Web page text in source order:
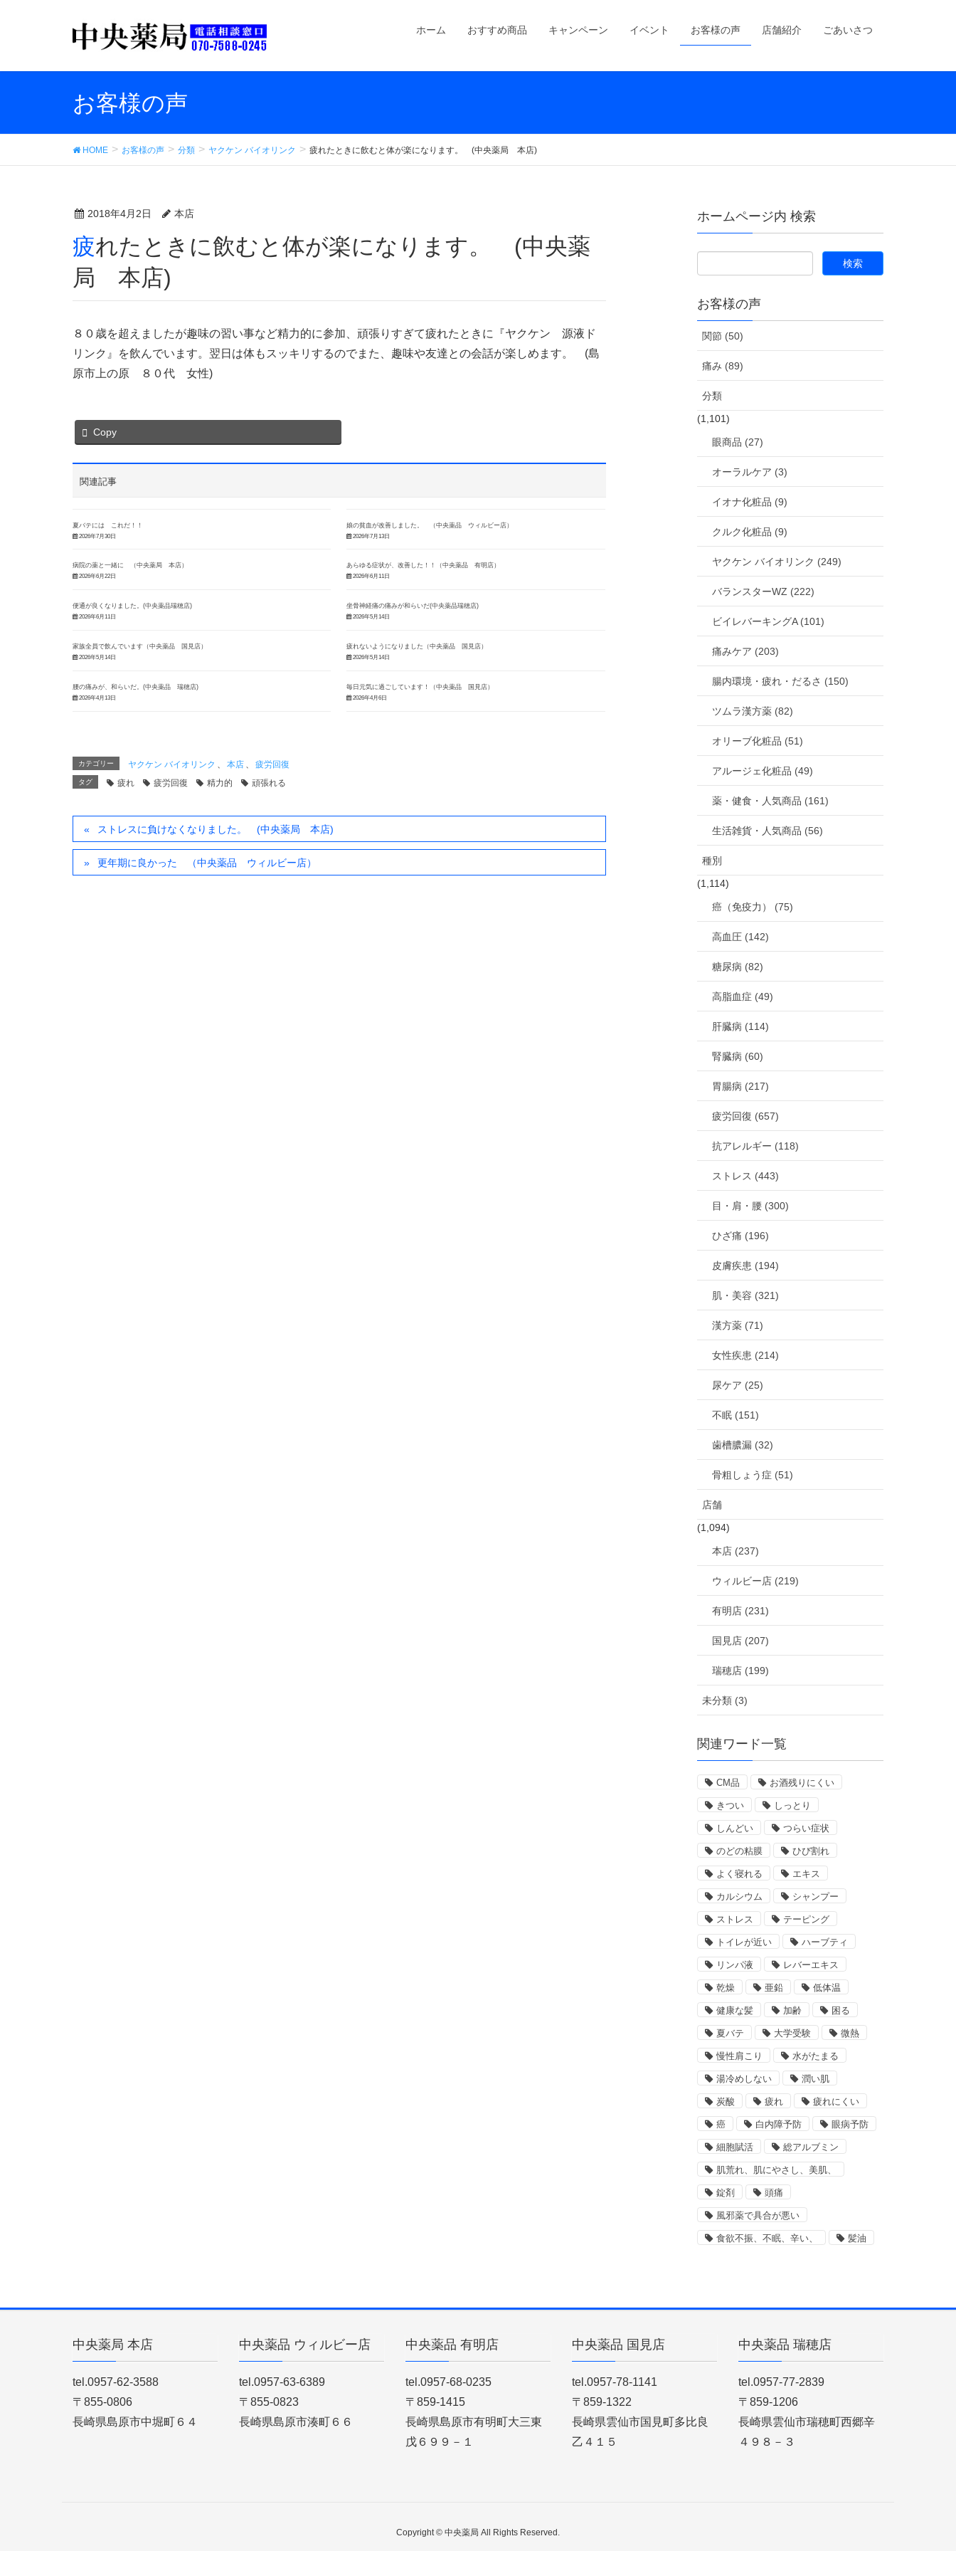
ホーム おすすめ商品 キャンペーン イベント お客様の声 店舗紹介 ごあいさつ
お客様の声
HOME お客様の声 分類 ヤクケン バイオリンク 疲れたときに飲むと体が楽になります。 (中央薬局 本店)
2018年4月2日 本店
疲れたときに飲むと体が楽になります。 (中央薬
局 本店)
８０歳を超えましたが趣味の習い事など精力的に参加、頑張りすぎて疲れたときに『ヤクケン 源液ド
リンク』を飲んでいます。翌日は体もスッキリするのでまた、趣味や友達との会話が楽しめます。 (島
原市上の原 ８０代 女性)
Copy
関連記事
夏バテには これだ！！
2026年7月30日
娘の貧血が改善しました。 （中央薬品 ウィルビー店）
2026年7月13日
病院の薬と一緒に （中央薬局 本店）
2026年6月22日
あらゆる症状が、改善した！！（中央薬品 有明店）
2026年6月11日
便通が良くなりました。(中央薬品瑞穂店)
2026年6月11日
坐骨神経痛の痛みが和らいだ(中央薬品瑞穂店)
2026年5月14日
家族全員で飲んでいます（中央薬品 国見店）
2026年5月14日
疲れないようになりました（中央薬品 国見店）
2026年5月14日
腰の痛みが、和らいだ。(中央薬品 瑞穂店)
2026年4月13日
毎日元気に過ごしています！（中央薬品 国見店）
2026年4月6日
カテゴリー ヤクケン バイオリンク 本店 疲労回復
タグ 疲れ 疲労回復 精力的 頑張れる
ストレスに負けなくなりました。 (中央薬局 本店)
更年期に良かった （中央薬品 ウィルビー店）
ホームページ内 検索
お客様の声
関節 (50)
痛み (89)
分類
(1,101)
眼商品 (27)
オーラルケア (3)
イオナ化粧品 (9)
クルク化粧品 (9)
ヤクケン バイオリンク (249)
バランスターWZ (222)
ビイレバーキングA (101)
痛みケア (203)
腸内環境・疲れ・だるさ (150)
ツムラ漢方薬 (82)
オリーブ化粧品 (51)
アルージェ化粧品 (49)
薬・健食・人気商品 (161)
生活雑貨・人気商品 (56)
種別
(1,114)
癌（免疫力） (75)
高血圧 (142)
糖尿病 (82)
高脂血症 (49)
肝臓病 (114)
腎臓病 (60)
胃腸病 (217)
疲労回復 (657)
抗アレルギー (118)
ストレス (443)
目・肩・腰 (300)
ひざ痛 (196)
皮膚疾患 (194)
肌・美容 (321)
漢方薬 (71)
女性疾患 (214)
尿ケア (25)
不眠 (151)
歯槽膿漏 (32)
骨粗しょう症 (51)
店舗
(1,094)
本店 (237)
ウィルビー店 (219)
有明店 (231)
国見店 (207)
瑞穂店 (199)
未分類 (3)
関連ワード一覧
CM品 お酒残りにくい
きつい しっとり
しんどい つらい症状
のどの粘膜 ひび割れ
よく寝れる エキス
カルシウム シャンプー
ストレス テーピング
トイレが近い ハーブティ
リンパ液 レバーエキス
乾燥 亜鉛 低体温
健康な髪 加齢 困る
夏バテ 大学受験 微熱
慢性肩こり 水がたまる
湯冷めしない 潤い肌
炭酸 疲れ 疲れにくい
癌 白内障予防 眼病予防
細胞賦活 総アルブミン
肌荒れ、肌にやさし、美肌、
錠剤 頭痛
風邪薬で具合が悪い
食欲不振、不眠、辛い、 髪油
中央薬局 本店
tel.0957-62-3588
〒855-0806
長崎県島原市中堀町６４
中央薬品 ウィルビー店
tel.0957-63-6389
〒855-0823
長崎県島原市湊町６６
中央薬品 有明店
tel.0957-68-0235
〒859-1415
長崎県島原市有明町大三東
戊６９９－１
中央薬品 国見店
tel.0957-78-1141
〒859-1322
長崎県雲仙市国見町多比良
乙４１５
中央薬品 瑞穂店
tel.0957-77-2839
〒859-1206
長崎県雲仙市瑞穂町西郷辛
４９８－３
Copyright © 中央薬局 All Rights Reserved.